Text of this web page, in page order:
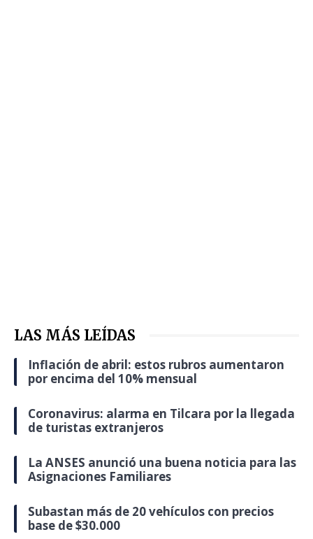
LAS MÁS LEÍDAS
Inflación de abril: estos rubros aumentaron
por encima del 10% mensual
Coronavirus: alarma en Tilcara por la llegada
de turistas extranjeros
La ANSES anunció una buena noticia para las
Asignaciones Familiares
Subastan más de 20 vehículos con precios
base de $30.000